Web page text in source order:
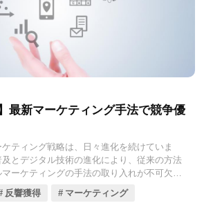
最新マーケティング手法で競争優
ティング戦略は、日々進化を続けていま
とデジタル技術の進化により、従来の方法
ーケティングの手法の取り入れが不可欠で
会社の効果的なマーケティングの方法につい
反響獲得 マーケティング